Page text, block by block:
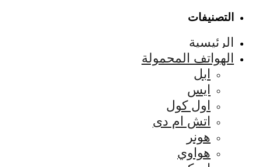
التصنيفات
الرئيسية
الهواتف المحمولة
ابل
ايس
اول كول
اتش ام دى
هونر
هواوي